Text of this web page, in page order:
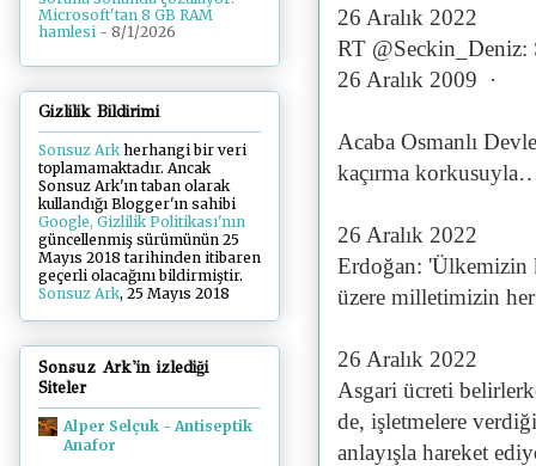
26 Aralık 2022
RT @Seckin_Deniz:
26 Aralık 2009 ·
Acaba Osmanlı
kaçırma
26 Aralık 2022
Erdoğan: 'Ülkemizin
üzere milletimizin her
26 Aralık 2022
Asgari ücreti
de, işletmelere
anlayışla hareket
Microsoft'tan 8 GB RAM
hamlesi - 8/1/2026
Gizlilik Bildirimi
Sonsuz Arkherhangi bir veri
toplamamaktadır. Ancak
Sonsuz Ark'ın taban olarak
kullandığı Blogger'ın sahibi
Google, Gizlilik Politikası'nın
güncellenmiş sürümünün 25
Mayıs 2018 tarihinden itibaren
geçerli olacağını bildirmiştir.
Sonsuz Ark, 25 Mayıs 2018
Sonsuz Ark'in izlediği
Siteler
Alper Selçuk - Antiseptik
Anafor